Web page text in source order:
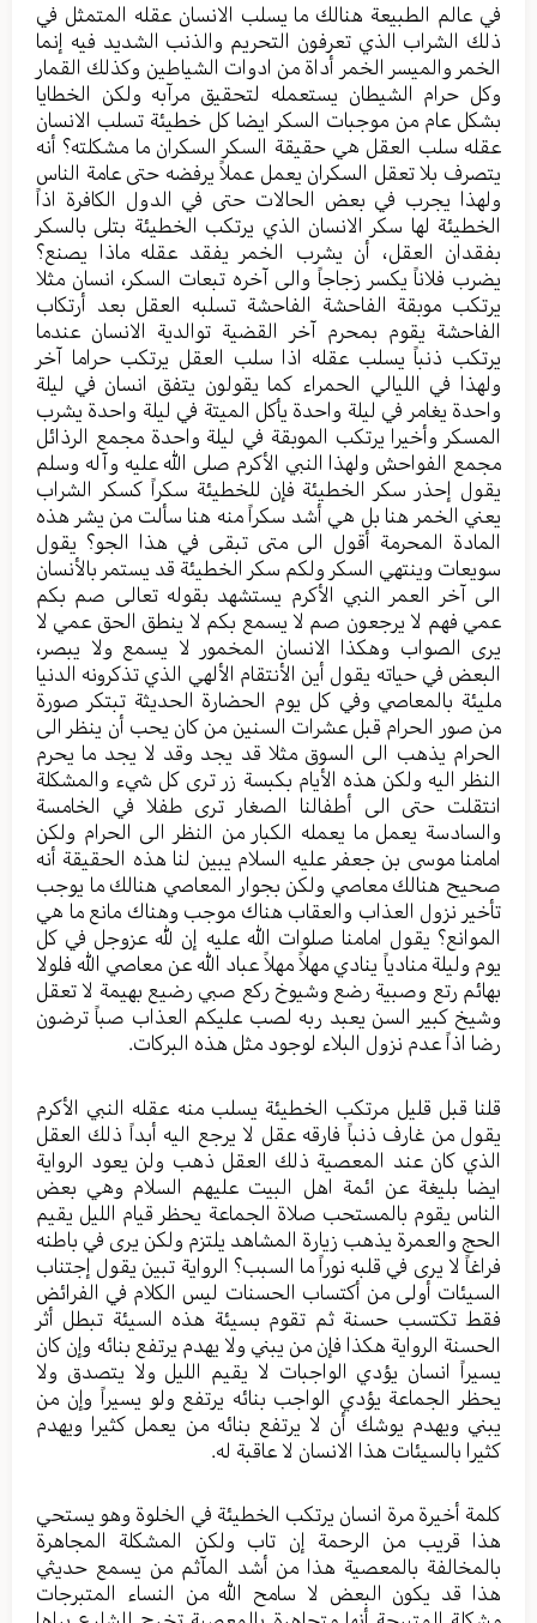
في عالم الطبيعة هنالك ما يسلب الانسان عقله المتمثل في
ذلك الشراب الذي تعرفون التحريم والذنب الشديد فيه إنما
الخمر والميسر الخمر أداة من ادوات الشياطين وكذلك القمار
وكل حرام الشيطان يستعمله لتحقيق مرآبه ولكن الخطايا
بشكل عام من موجبات السكر ايضا كل خطيئة تسلب الانسان
عقله سلب العقل هي حقيقة السكر السكران ما مشكلته؟ أنه
يتصرف بلا تعقل السكران يعمل عملاً يرفضه حتى عامة الناس
ولهذا يجرب في بعض الحالات حتى في الدول الكافرة اذاً
الخطيئة لها سكر الانسان الذي يرتكب الخطيئة بتلى بالسكر
بفقدان العقل، أن يشرب الخمر يفقد عقله ماذا يصنع؟
يضرب فلاناً يكسر زجاجاً والى آخره تبعات السكر، انسان مثلا
يرتكب موبقة الفاحشة الفاحشة تسلبه العقل بعد أرتكاب
الفاحشة يقوم بمحرم آخر القضية توالدية الانسان عندما
يرتكب ذنباً يسلب عقله اذا سلب العقل يرتكب حراما آخر
ولهذا في الليالي الحمراء كما يقولون يتفق انسان في ليلة
واحدة يغامر في ليلة واحدة يأكل الميتة في ليلة واحدة يشرب
المسكر وأخيرا يرتكب الموبقة في ليلة واحدة مجمع الرذائل
مجمع الفواحش ولهذا النبي الأكرم صلى الله عليه وآله وسلم
يقول إحذر سكر الخطيئة فإن للخطيئة سكراً كسكر الشراب
يعني الخمر هنا بل هي أشد سكراً منه هنا سألت من يشر هذه
المادة المحرمة أقول الى متى تبقى في هذا الجو؟ يقول
سويعات وينتهي السكر ولكم سكر الخطيئة قد يستمر بالأنسان
الى آخر العمر النبي الأكرم يستشهد بقوله تعالى صم بكم
عمي فهم لا يرجعون صم لا يسمع بكم لا ينطق الحق عمي لا
يرى الصواب وهكذا الانسان المخمور لا يسمع ولا يبصر،
البعض في حياته يقول أين الأنتقام الألهي الذي تذكرونه الدنيا
مليئة بالمعاصي وفي كل يوم الحضارة الحديثة تبتكر صورة
من صور الحرام قبل عشرات السنين من كان يحب أن ينظر الى
الحرام يذهب الى السوق مثلا قد يجد وقد لا يجد ما يحرم
النظر اليه ولكن هذه الأيام بكبسة زر ترى كل شيء والمشكلة
انتقلت حتى الى أطفالنا الصغار ترى طفلا في الخامسة
والسادسة يعمل ما يعمله الكبار من النظر الى الحرام ولكن
امامنا موسى بن جعفر عليه السلام يبين لنا هذه الحقيقة أنه
صحيح هنالك معاصي ولكن بجوار المعاصي هنالك ما يوجب
تأخير نزول العذاب والعقاب هناك موجب وهناك مانع ما هي
الموانع؟ يقول امامنا صلوات الله عليه إن لله عزوجل في كل
يوم وليلة منادياً ينادي مهلاً مهلاً عباد الله عن معاصي الله فلولا
بهائم رتع وصبية رضع وشيوخ ركع صبي رضيع بهيمة لا تعقل
وشيخ كبير السن يعبد ربه لصب عليكم العذاب صباً ترضون
رضا اذاً عدم نزول البلاء لوجود مثل هذه البركات.
قلنا قبل قليل مرتكب الخطيئة يسلب منه عقله النبي الأكرم
يقول من غارف ذنباً فارقه عقل لا يرجع اليه أبداً ذلك العقل
الذي كان عند المعصية ذلك العقل ذهب ولن يعود الرواية
ايضا بليغة عن ائمة اهل البيت عليهم السلام وهي بعض
الناس يقوم بالمستحب صلاة الجماعة يحظر قيام الليل يقيم
الحج والعمرة يذهب زيارة المشاهد يلتزم ولكن يرى في باطنه
فراغاً لا يرى في قلبه نوراً ما السبب؟ الرواية تبين يقول إجتناب
السيئات أولى من أكتساب الحسنات ليس الكلام في الفرائض
فقط تكتسب حسنة ثم تقوم بسيئة هذه السيئة تبطل أثر
الحسنة الرواية هكذا فإن من يبني ولا يهدم يرتفع بنائه وإن كان
يسيراً انسان يؤدي الواجبات لا يقيم الليل ولا يتصدق ولا
يحظر الجماعة يؤدي الواجب بنائه يرتفع ولو يسيراً وإن من
يبني ويهدم يوشك أن لا يرتفع بنائه من يعمل كثيرا ويهدم
كثيرا بالسيئات هذا الانسان لا عاقبة له.
كلمة أخيرة مرة انسان يرتكب الخطيئة في الخلوة وهو يستحي
هذا قريب من الرحمة إن تاب ولكن المشكلة المجاهرة
بالمخالفة بالمعصية هذا من أشد المآثم من يسمع حديثي
هذا قد يكون البعض لا سامح الله من النساء المتبرجات